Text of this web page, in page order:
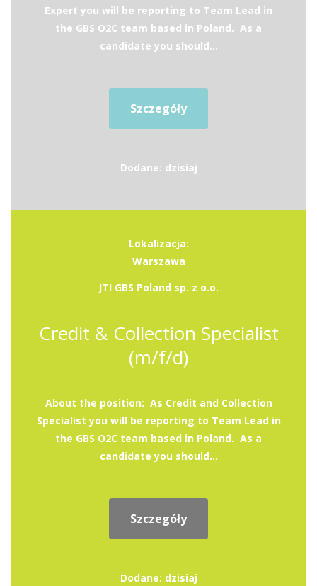
Expert you will be reporting to Team Lead in
the GBS O2C team based in Poland. As a
candidate you should...
Szczegóły
Dodane: dzisiaj
Lokalizacja:
Warszawa
JTI GBS Poland sp. z o.o.
Credit & Collection Specialist
(m/f/d)
About the position: As Credit and Collection
Specialist you will be reporting to Team Lead in
the GBS O2C team based in Poland. As a
candidate you should...
Szczegóły
Dodane: dzisiaj